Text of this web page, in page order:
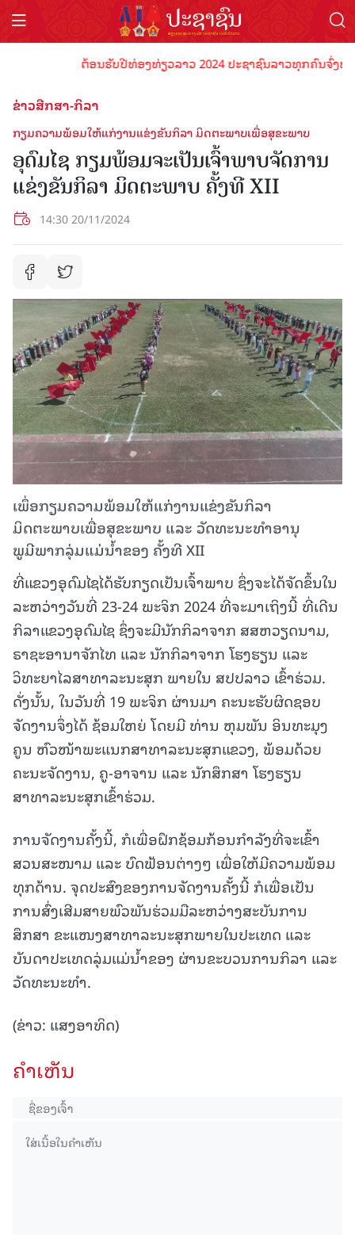
ຕ້ອນຮັບປີທ່ອງທ່ຽວລາວ 2024 ປະຊາຊົນລາວທຸກຄົນຈົ່ງພ້
ຂ່າວສືກສາ-ກິລາ
ກຽມຄວາມພ້ອມໃຫ້ແກ່ງານແຂ່ງຂັນກິລາ ມິດຕະພາບເພື່ອສຸຂະພາບ
ອຸດົມໄຊ ກຽມພ້ອມຈະເປັນເຈົ້າພາບຈັດການ
ແຂ່ງຂັນກິລາ ມິດຕະພາບ ຄັ້ງທີ XII
14:30 20/11/2024
ເພຶ່ອກຽມຄວາມພ້ອມໃຫ້ແກ່ງານແຂ່ງຂັນກິລາ
ມິດຕະພາບເພື່ອສຸຂະພາບ ແລະ ວັດທະນະທຳອານຸ
ພູມີພາກລຸ່ມແມ່ນ້ຳຂອງ ຄັ້ງທີ XII
ທີ່ແຂວງອຸດົມໄຊໄດ້ຮັບກຽດເປັນເຈົ້າພາບ ຊຶ່ງຈະໄດ້ຈັດຂຶ້ນໃນ
ລະຫວ່າງວັນທີ່ 23-24 ພະຈິກ 2024 ທີ່ຈະມາເຖິງນີ້ ທີ່ເດີນ
ກິລາແຂວງອຸດົມໄຊ ຊຶ່ງຈະມີນັກກິລາຈາກ ສສຫວຽດນາມ,
ຣາຊະອານາຈັກໄທ ແລະ ນັກກິລາຈາກ ໂຮງຮຽນ ແລະ
ວິທະຍາໄລສາທາລະນະສຸກ ພາຍໃນ ສປປລາວ ເຂົ້າຮ່ວມ.
ດັ່ງນັ້ນ, ໃນວັນທີ່ 19 ພະຈິກ ຜ່ານມາ ຄະນະຮັບຜິດຊອບ
ຈັດງານຈຶ່ງໄດ້ ຊ້ອມໃຫຍ່ ໂດຍມີ ທ່ານ ຫຸມພັນ ອິນທະມຸງ
ຄູນ ຫົວໜ້າພະແນກສາທາລະນະສຸກແຂວງ, ພ້ອມດ້ວຍ
ຄະນະຈັດງານ, ຄູ-ອາຈານ ແລະ ນັກສຶກສາ ໂຮງຮຽນ
ສາທາລະນະສຸກເຂົ້າຮ່ວມ.
ການຈັດງານຄັ້ງນີ້, ກໍເພື່ອຝຶກຊ້ອມກ້ອນກຳລັງທີ່ຈະເຂົ້າ
ສວນສະໜາມ ແລະ ບົດຟ້ອນຕ່າງໆ ເພື່ອໃຫ້ມີຄວາມພ້ອມ
ທຸກດ້ານ. ຈຸດປະສົງຂອງການຈັດງານຄັ້ງນີ້ ກໍເພື່ອເປັນ
ການສົ່ງເສີມສາຍພົວພັນຮ່ວມມືລະຫວ່າງສະບັນການ
ສຶກສາ ຂະແໜງສາທາລະນະສຸກພາຍໃນປະເທດ ແລະ
ບັນດາປະເທດລຸ່ມແມ່ນໍ້າຂອງ ຜ່ານຂະບວນການກິລາ ແລະ
ວັດທະນະທຳ.
(ຂ່າວ: ແສງອາທິດ)
ຄໍາເຫັນ